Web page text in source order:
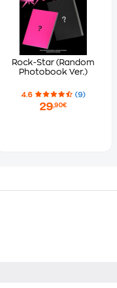
Rock-Star (Random
Photobook Ver.)
4.6 (9)
29,90€